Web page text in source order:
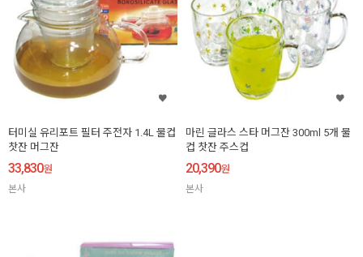
터미실 유리포트 필터 주전자 1.4L 물컵
찻잔 머그잔
33,830원
본사
마린 글라스 스타 머그잔 300ml 5개 물
컵 찻잔 주스컵
20,390원
본사